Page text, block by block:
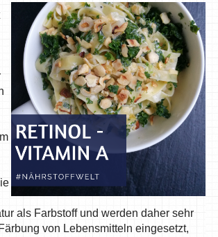
als Farbstoff und werden daher sehr
von Lebensmitteln eingesetzt,